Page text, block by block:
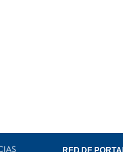
RED DE